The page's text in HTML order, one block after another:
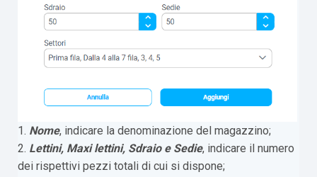
1. Nome, indicare la denominazione del magazzino;
2. Lettini, Maxi lettini, Sdraio e Sedie, indicare il numero
dei rispettivi pezzi totali di cui si dispone;